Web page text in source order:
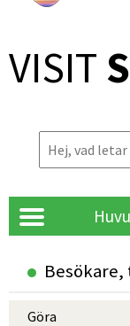
VISIT
Göra